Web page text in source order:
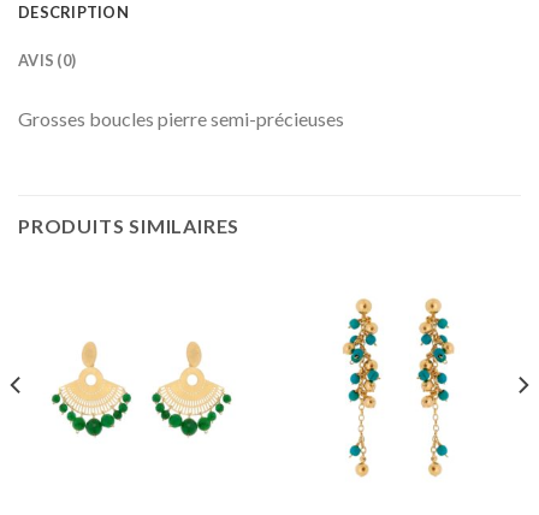
DESCRIPTION
AVIS (0)
Grosses boucles pierre semi-précieuses
PRODUITS SIMILAIRES